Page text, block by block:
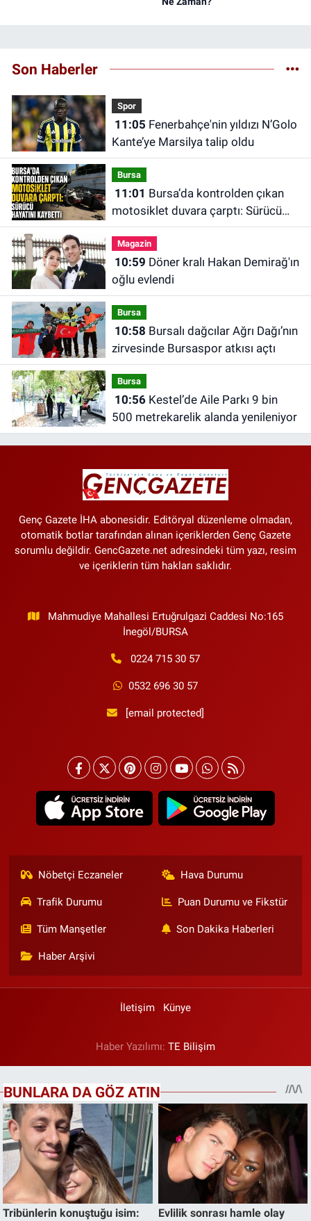
Son Haberler
Spor
11:05
Kante’ye Marsilya talip oldu
Bursa
11:01
motosiklet duvara çarptı: Sürücü
hayatını kaybetti
Magazin
10:59
oğlu evlendi
Bursa
10:58
zirvesinde Bursaspor atkısı açtı
Bursa
10:56Kestel’de Aile Parkı 9 bin
500 metrekarelik alanda yenileniyor
Genç Gazete İHA abonesidir. Editöryal düzenleme olmadan,
otomatik botlar tarafından alınan içeriklerden Genç Gazete
sorumlu değildir. GencGazete.net adresindeki tüm yazı, resim
ve içeriklerin tüm hakları saklıdır.
Mahmudiye Mahallesi Ertuğrulgazi Caddesi No:165
İnegöl/BURSA
0224 715 30 57
0532 696 30 57
[email protected]
Nöbetçi Eczaneler Hava Durumu
Trafik Durumu Puan Durumu ve Fikstür
Tüm Manşetler Son Dakika Haberleri
Haber Arşivi
İletişim Künye
Haber Yazılımı: TE Bilişim